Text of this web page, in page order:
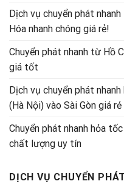
Dịch vụ chuyển phát
Hóa nhanh chóng giá rẻ!
Chuyển phát nhanh từ Hồ
giá tốt
Dịch vụ chuyển phát
(Hà Nội) vào Sài Gòn giá rẻ
Chuyển phát nhanh hỏa
chất lượng uy tín
DỊCH VỤ CHUYỂN